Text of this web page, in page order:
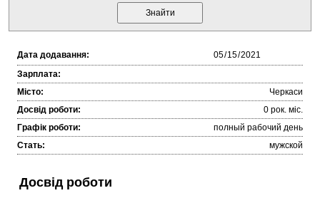
Дата додавання:
Зарплата:
Місто:
Черкаси
Досвід роботи:
0 рок. міc.
Графік роботи:
полный рабочий день
Стать:
мужской
Досвід роботи